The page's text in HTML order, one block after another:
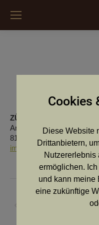
ZÜCHTER:
Arndorf 65
8181 St. Ruprecht/Raab
imschantl@a1.net
Cookies
Diese Website
Drittanbietern,
Nutzererlebnis
ermöglichen.
und kann meine
eine zukünftige